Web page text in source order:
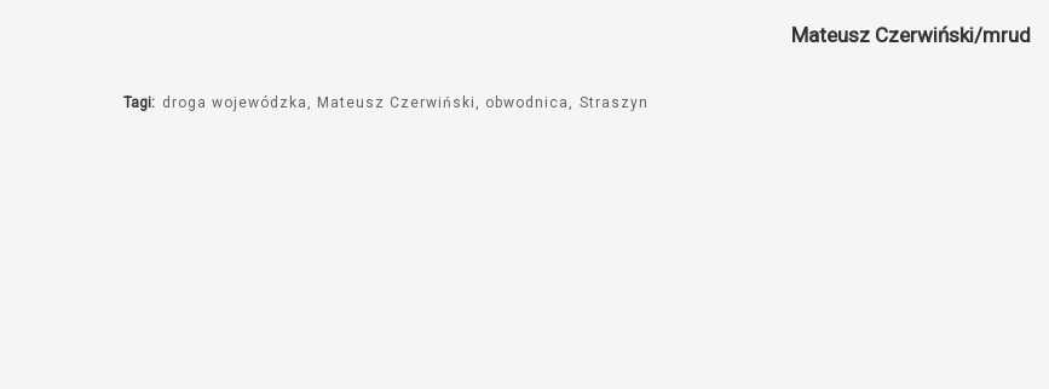
Mateusz Czerwiński/mrud
Tagi: droga wojewódzka Mateusz Czerwiński obwodnica Straszyn